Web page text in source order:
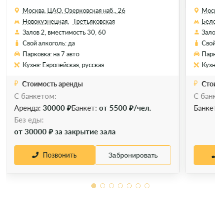
Москва, ЦАО, Озерковская наб., 26
Новокузнецкая,
Третьяковская
Залов 2, вместимость 30, 60
Свой алкоголь: да
Парковка: на 7 авто
Кухня: Европейская, русская
Стоимость аренды
С банкетом:
Аренда: 30000 ₽Банкет:от 5500 ₽/чел.
Без еды:
от 30000 ₽ за закрытие зала
Позвонить Забронировать
Залов
Свой
С
Банкет: